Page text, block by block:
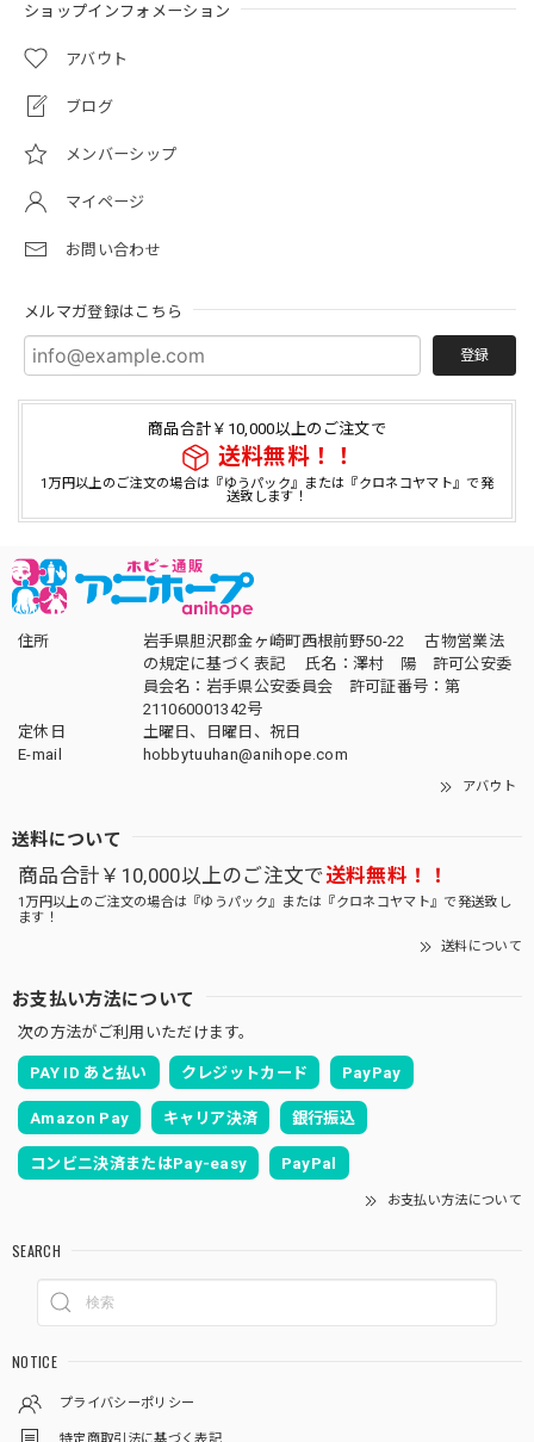
ショップインフォメーション
アバウト
ブログ
メンバーシップ
マイページ
お問い合わせ
メルマガ登録はこちら
登録
商品合計￥10,000以上のご注文で
送料無料！！
1万円以上のご注文の場合は『ゆうパック』または『クロネコヤマト』で発
送致します！
住所
岩手県胆沢郡金ヶ崎町西根前野50-22 古物営業法
の規定に基づく表記 氏名：澤村 陽 許可公安委
員会名：岩手県公安委員会 許可証番号：第
211060001342号
定休日
土曜日、日曜日、祝日
E-mail
hobbytuuhan@anihope.com
アバウト
送料について
商品合計￥10,000以上のご注文で送料無料！！
1万円以上のご注文の場合は『ゆうパック』または『クロネコヤマト』で発送致し
ます！
送料について
お支払い方法について
次の方法がご利用いただけます。
PAY ID あと払い クレジットカード PayPay
Amazon Pay キャリア決済 銀行振込
コンビニ決済またはPay-easy PayPal
お支払い方法について
SEARCH
NOTICE
プライバシーポリシー
特定商取引法に基づく表記